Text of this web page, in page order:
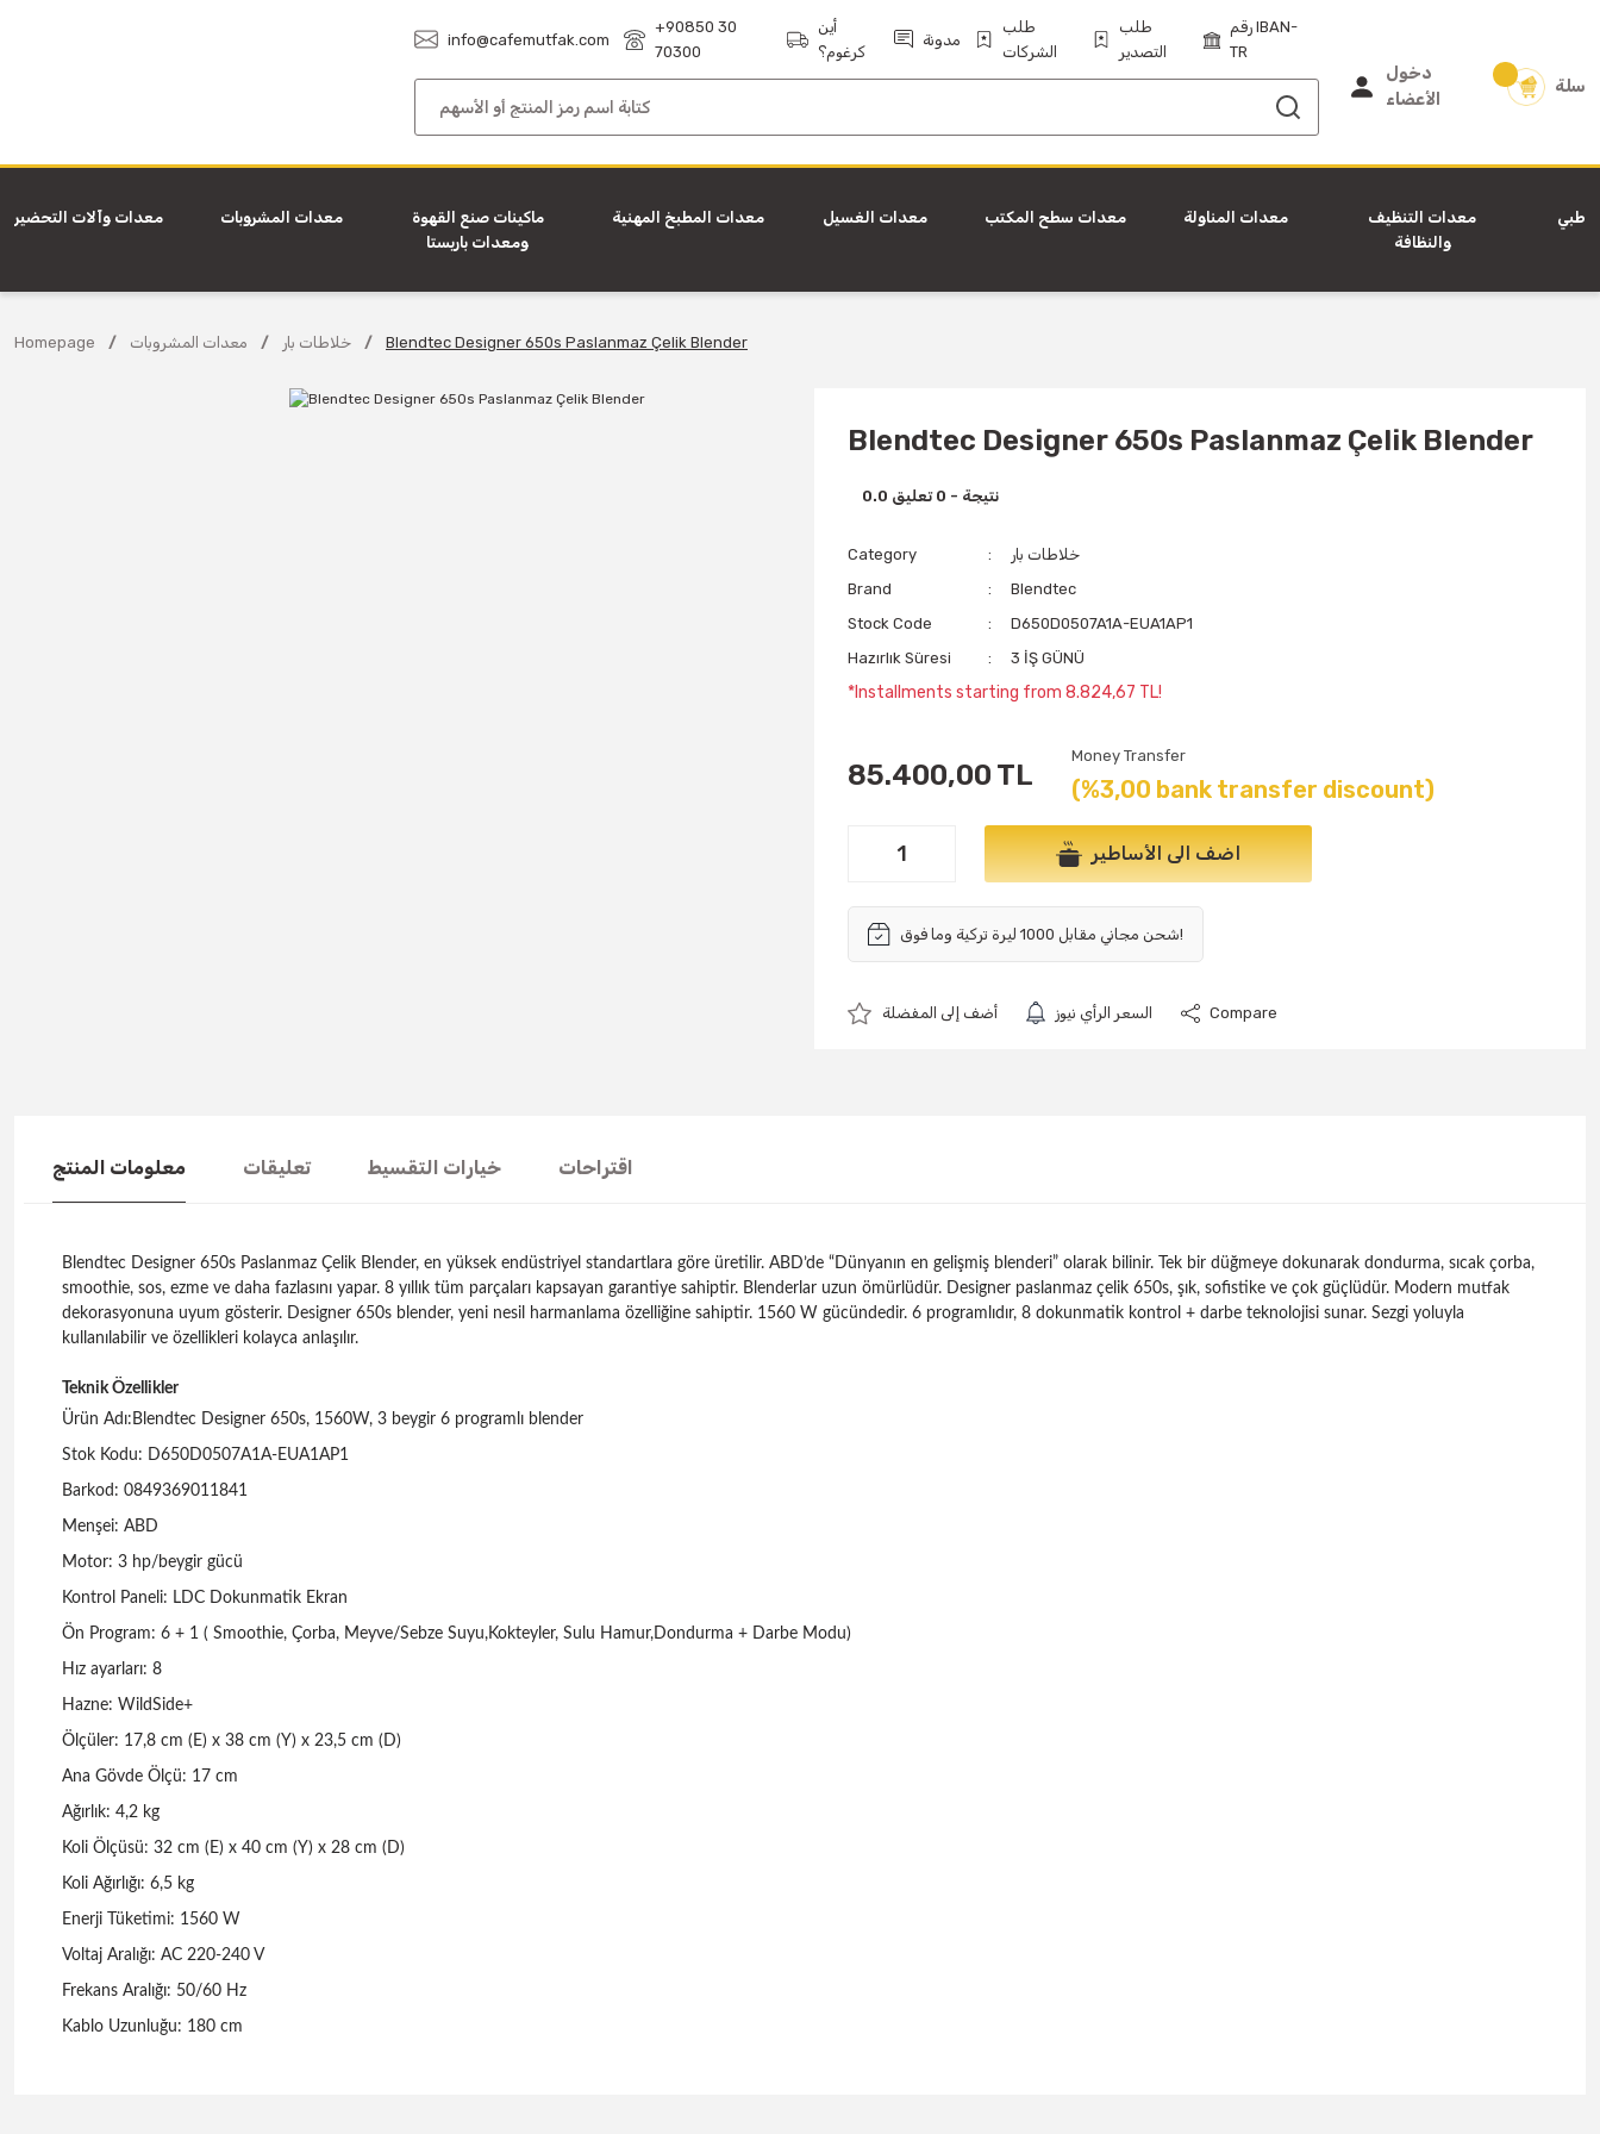
info@cafemutfak.com
+90850 30
70300
أين
كرغوم؟
مدونة
طلب
الشركات
طلب
التصدير
رقم IBAN-
TR
دخول
الأعضاء
سلة
معدات وآلات التحضير معدات المشروبات
ماكينات صنع القهوة
ومعدات باريستا
معدات المطبخ المهنية معدات الغسيل معدات سطح المكتب معدات المناولة
معدات التنظيف
والنظافة
طبي
Homepage معدات المشروبات خلاطات بار Blendtec Designer 650s Paslanmaz Çelik Blender
Blendtec Designer 650s Paslanmaz Çelik Blender
0.0 نتيجة - 0 تعليق
Category
خلاطات بار
Brand
Blendtec
Stock Code
D650D0507A1A-EUA1AP1
Hazırlık Süresi
3 İŞ GÜNÜ
*Installments starting from 8.824,67 TL!
85.400,00 TL
Money Transfer
(%3,00 bank transfer discount)
اضف الى الأساطير
شحن مجاني مقابل 1000 ليرة تركية وما فوق!
السعر الرأي نيوز Compare
معلومات المنتج تعليقات خيارات التقسيط اقتراحات
Blendtec Designer 650s Paslanmaz Çelik Blender, en yüksek endüstriyel standartlara göre üretilir. ABD’de “Dünyanın en gelişmiş blenderi” olarak bilinir. Tek bir düğmeye dokunarak dondurma, sıcak çorba,
smoothie, sos, ezme ve daha fazlasını yapar. 8 yıllık tüm parçaları kapsayan garantiye sahiptir. Blenderlar uzun ömürlüdür. Designer paslanmaz çelik 650s, şık, sofistike ve çok güçlüdür. Modern mutfak
dekorasyonuna uyum gösterir. Designer 650s blender, yeni nesil harmanlama özelliğine sahiptir. 1560 W gücündedir. 6 programlıdır, 8 dokunmatik kontrol + darbe teknolojisi sunar. Sezgi yoluyla
kullanılabilir ve özellikleri kolayca anlaşılır.
Teknik Özellikler
Ürün Adı:Blendtec Designer 650s, 1560W, 3 beygir 6 programlı blender
Stok Kodu: D650D0507A1A-EUA1AP1
Barkod: 0849369011841
Menşei: ABD
Motor: 3 hp/beygir gücü
Kontrol Paneli: LDC Dokunmatik Ekran
Ön Program: 6 + 1 ( Smoothie, Çorba, Meyve/Sebze Suyu,Kokteyler, Sulu Hamur,Dondurma + Darbe Modu)
Hız ayarları: 8
Hazne: WildSide+
Ölçüler: 17,8 cm (E) x 38 cm (Y) x 23,5 cm (D)
Ana Gövde Ölçü: 17 cm
Ağırlık: 4,2 kg
Koli Ölçüsü: 32 cm (E) x 40 cm (Y) x 28 cm (D)
Koli Ağırlığı: 6,5 kg
Enerji Tüketimi: 1560 W
Voltaj Aralığı: AC 220-240 V
Frekans Aralığı: 50/60 Hz
Kablo Uzunluğu: 180 cm